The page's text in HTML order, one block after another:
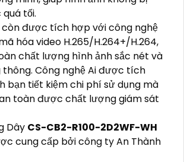
tối.
còn được tích hợp với công nghệ
hóa video H.265/H.264+/H.264,
chất lượng hình ảnh sắc nét và
Công nghệ Ai được tích
bạn tiết kiệm chi phí sử dụng mà
toàn được chất lượng giám sát
Dây CS-CB2-R100-2D2WF-WH
cung cấp bởi công ty An Thành